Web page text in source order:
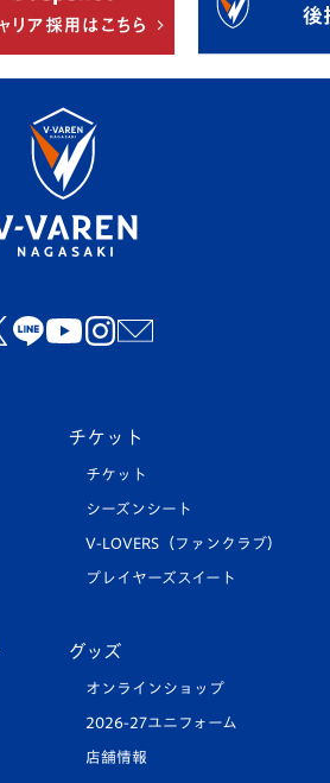
チケット
チケット
シーズンシート
V-LOVERS（ファンクラブ）
プレイヤーズスイート
グッズ
オンラインショップ
2026-27ユニフォーム
店舗情報